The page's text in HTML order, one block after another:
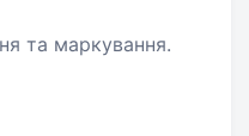
та маркування.